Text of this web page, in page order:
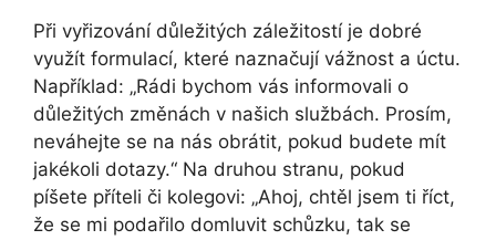
Při vyřizování důležitých záležitostí je dobré
využít formulací, které naznačují vážnost a úctu.
Například: „Rádi bychom vás informovali o
důležitých změnách v našich službách. Prosím,
neváhejte se na nás obrátit, pokud budete mít
jakékoli dotazy.“ Na druhou stranu, pokud
píšete příteli či kolegovi: „Ahoj, chtěl jsem ti říct,
že se mi podařilo domluvit schůzku, tak se